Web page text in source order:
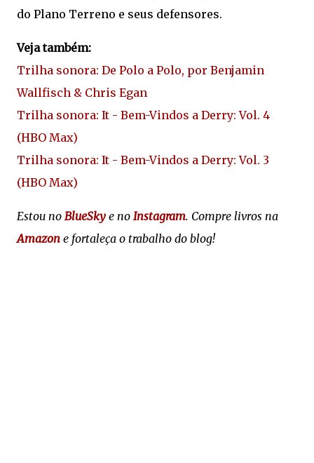
do Plano Terreno e seus defensores.
Veja também:
Trilha sonora: De Polo a Polo, por Benjamin
Wallfisch & Chris Egan
Trilha sonora: It - Bem-Vindos a Derry: Vol. 4
(HBO Max)
Trilha sonora: It - Bem-Vindos a Derry: Vol. 3
(HBO Max)
Estou no BlueSky e no Instagram. Compre livros na
Amazon e fortaleça o trabalho do blog!